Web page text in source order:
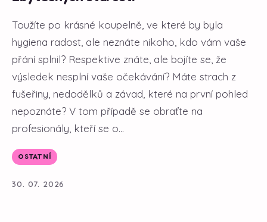
Toužíte po krásné koupelně, ve které by byla
hygiena radost, ale neznáte nikoho, kdo vám vaše
přání splnil? Respektive znáte, ale bojíte se, že
výsledek nesplní vaše očekávání? Máte strach z
fušeřiny, nedodělků a závad, které na první pohled
nepoznáte? V tom případě se obraťte na
profesionály, kteří se o...
OSTATNÍ
30. 07. 2026